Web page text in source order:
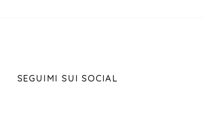
SEGUIMI SUI SOCIAL